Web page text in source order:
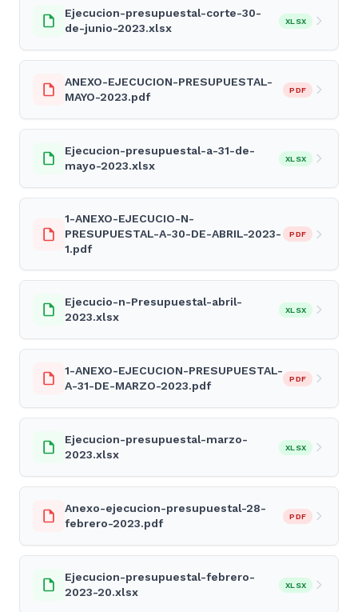
Ejecucion-presupuestal-corte-30-
de-junio-2023.xlsx
XLSX
ANEXO-EJECUCION-PRESUPUESTAL-
MAYO-2023.pdf
PDF
Ejecucion-presupuestal-a-31-de-
mayo-2023.xlsx
XLSX
1-ANEXO-EJECUCIO-N-
PRESUPUESTAL-A-30-DE-ABRIL-2023-
1.pdf
PDF
Ejecucio-n-Presupuestal-abril-
2023.xlsx
XLSX
1-ANEXO-EJECUCION-PRESUPUESTAL-
A-31-DE-MARZO-2023.pdf
PDF
Ejecucion-presupuestal-marzo-
2023.xlsx
XLSX
Anexo-ejecucion-presupuestal-28-
febrero-2023.pdf
PDF
Ejecucion-presupuestal-febrero-
2023-20.xlsx
XLSX